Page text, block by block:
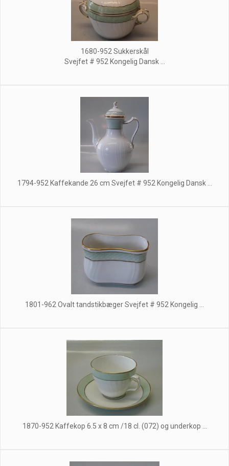
1680-952 Sukkerskål
Svejfet # 952 Kongelig Dansk ...
1794-952 Kaffekande 26 cm Svejfet # 952 Kongelig Dansk ...
1801-962 Ovalt tandstikbæger Svejfet # 952 Kongelig ...
1870-952 Kaffekop 6.5 x 8 cm /18 cl. (072) og underkop ...